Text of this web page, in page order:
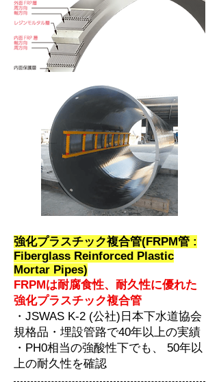
強化プラスチック複合管(FRPM管 :
Fiberglass Reinforced Plastic
Mortar Pipes)
FRPMは耐腐食性、耐久性に優れた
強化プラスチック複合管
・JSWAS K-2 (公社)日本下水道協会
規格品・埋設管路で40年以上の実績
・PH0相当の強酸性下でも、 50年以
上の耐久性を確認